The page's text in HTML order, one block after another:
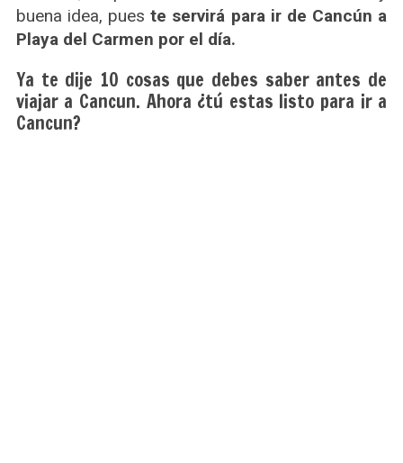
buena idea, pueste servirá para ir de Cancún a
Playa del Carmen por el día.
Ya te dije 10 cosas que debes saber antes de
viajar a Cancun. Ahora ¿tú estas listo para ir a
Cancun?